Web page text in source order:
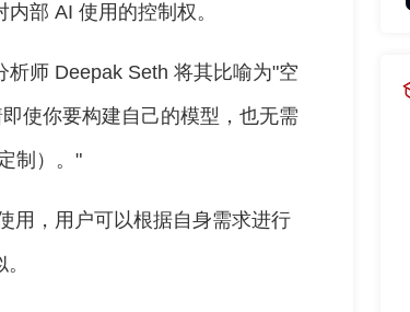
部 AI 使用的控制权。
师 Deepak Seth 将其比喻为"空
使你要构建自己的模型，也无需
制）。"
用，用户可以根据自身需求进行